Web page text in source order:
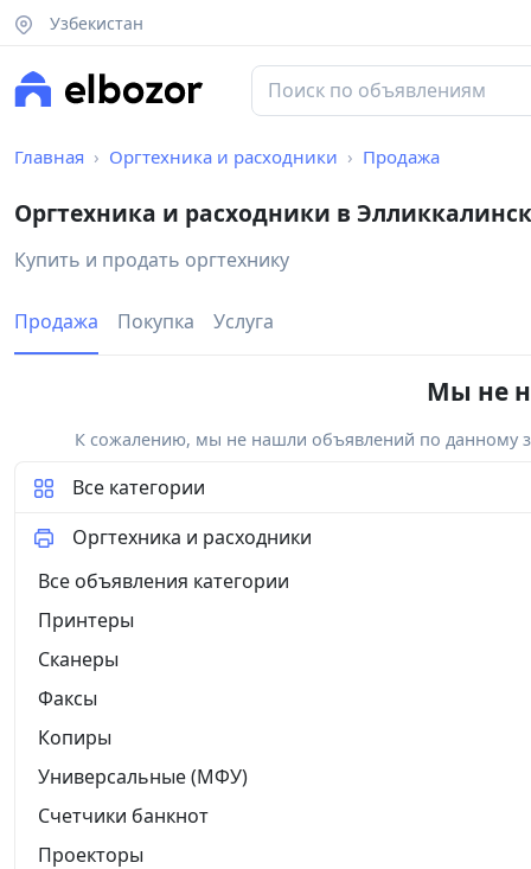
Узбекистан
Главная Оргтехника и расходники Продажа
Оргтехника и расходники в
Купить и продать оргтехнику
Продажа Покупка Услуга
Мы не
К сожалению, мы не нашли объявлений по данному
Все категории
Оргтехника и расходники
Все объявления категории
Принтеры
Сканеры
Факсы
Копиры
Универсальные (МФУ)
Счетчики банкнот
Проекторы